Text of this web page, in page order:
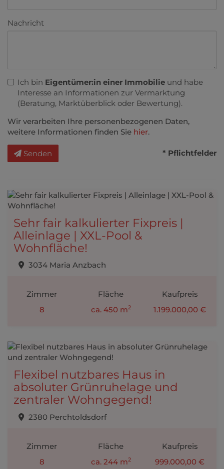
Nachricht
Ich bin Eigentümer:in einer Immobilie und habe
Interesse an Informationen zur Vermarktung
(Beratung, Marktüberblick oder Bewertung).
Wir verarbeiten Ihre personenbezogenen Daten,
weitere Informationen finden Sie hier.
Senden * Pflichtfelder
Sehr fair kalkulierter Fixpreis |
Alleinlage | XXL-Pool &
Wohnfläche!
3034 Maria Anzbach
Zimmer
8
Fläche
ca. 450 m2
Kaufpreis
1.199.000,00 €
Flexibel nutzbares Haus in
absoluter Grünruhelage und
zentraler Wohngegend!
2380 Perchtoldsdorf
Zimmer
8
Fläche
ca. 244 m2
Kaufpreis
999.000,00 €